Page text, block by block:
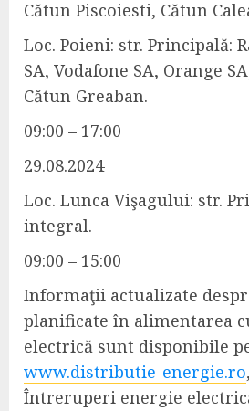
Cătun Piscoiesti, Cătun
Loc. Poieni: str. Principală:
SA, Vodafone SA, Orange
Cătun Greaban.
09:00 – 17:00
29.08.2024
Loc. Lunca Vişagului: str.
integral.
09:00 – 15:00
Informaţii actualizate
planificate în alimentarea
electrică sunt disponibile
www.distributie-energie.ro
Întreruperi energie